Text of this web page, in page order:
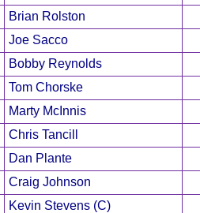
Brian Rolston
Joe Sacco
Bobby Reynolds
Tom Chorske
Marty McInnis
Chris Tancill
Dan Plante
Craig Johnson
Kevin Stevens (C)